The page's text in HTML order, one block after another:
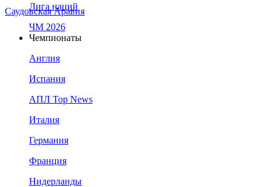
Саудовская Аравия
Лига наций
ЧМ 2026
Чемпионаты
Англия
Испания
АПЛ Top News
Италия
Германия
Франция
Нидерланды